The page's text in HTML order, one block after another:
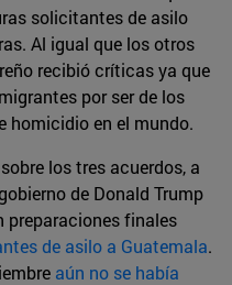
solicitantes de asilo
Al igual que los otros
recibió críticas ya que
por ser de los
homicidio en el mundo.
los tres acuerdos, a
de Donald Trump
preparaciones finales
de asilo a Guatemala.
aún no se había